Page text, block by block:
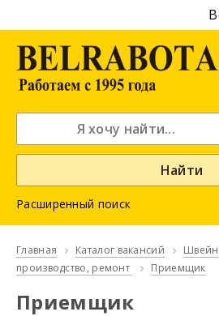
Найти
Расширенный поиск
Главная Каталог вакансий
производство, ремонт
Приемщик
Приемщик